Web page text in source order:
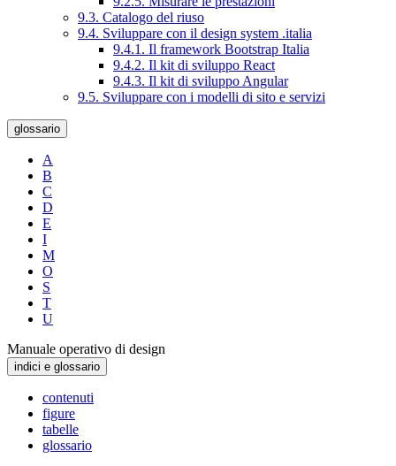
9.3. Catalogo del riuso
9.4. Sviluppare con il design system .italia
9.4.1. Il framework Bootstrap Italia
9.4.2. Il kit di sviluppo React
9.4.3. Il kit di sviluppo Angular
9.5. Sviluppare con i modelli di sito e servizi
glossario
A
B
C
D
E
I
M
O
S
T
U
Manuale operativo di design
indici e glossario
contenuti
figure
tabelle
glossario